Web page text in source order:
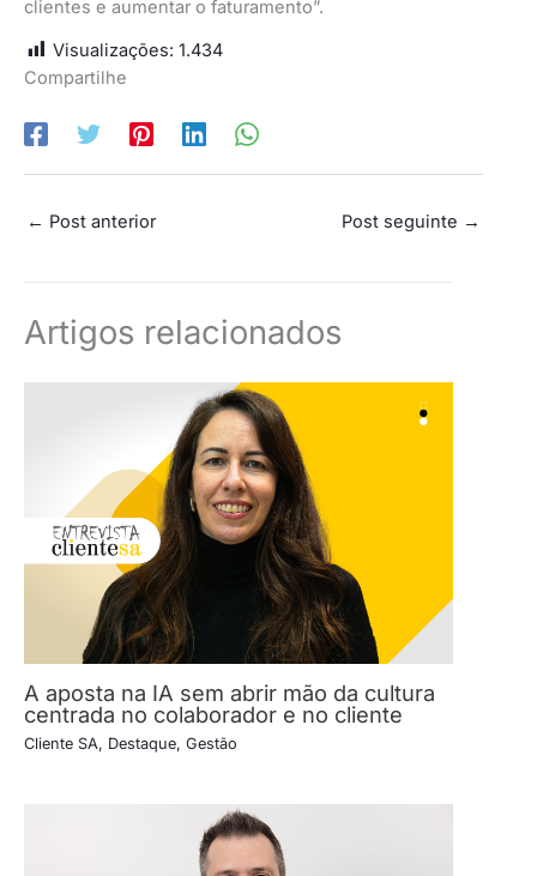
clientes e aumentar o faturamento”.
Visualizações: 1.434
Compartilhe
← Post anterior Post seguinte →
Artigos relacionados
A aposta na IA sem abrir mão da cultura
centrada no colaborador e no cliente
Cliente SA, Destaque, Gestão